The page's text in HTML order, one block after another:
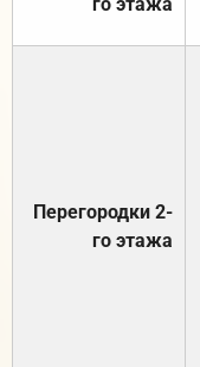
Перегородки 2-
го этажа